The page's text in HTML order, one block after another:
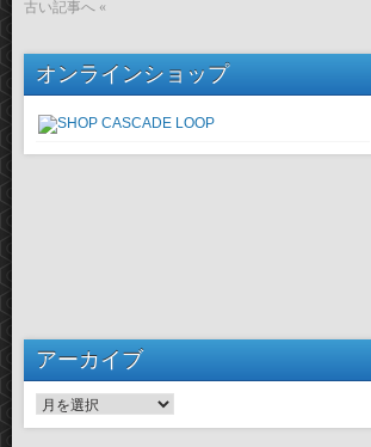
古い記事へ «
オンラインショップ
アーカイブ
アーカイブ